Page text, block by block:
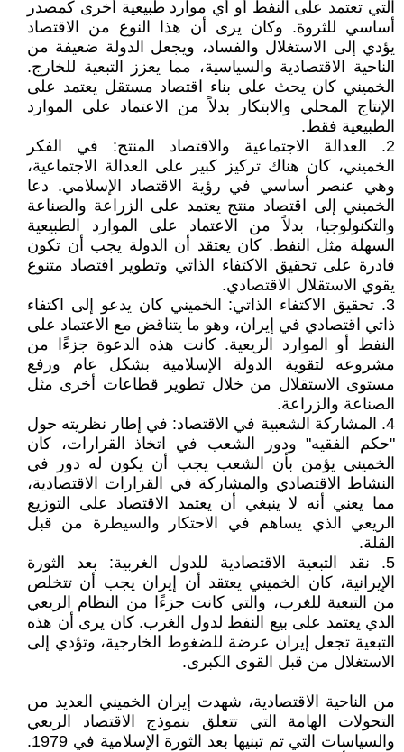
التي تعتمد على النفط أو أي موارد طبيعية أخرى كمصدر
أساسي للثروة. وكان يرى أن هذا النوع من الاقتصاد
يؤدي إلى الاستغلال والفساد، ويجعل الدولة ضعيفة من
الناحية الاقتصادية والسياسية، مما يعزز التبعية للخارج.
الخميني كان يحث على بناء اقتصاد مستقل يعتمد على
الإنتاج المحلي والابتكار بدلاً من الاعتماد على الموارد
الطبيعية فقط.
2. العدالة الاجتماعية والاقتصاد المنتج: في الفكر
الخميني، كان هناك تركيز كبير على العدالة الاجتماعية،
وهي عنصر أساسي في رؤية الاقتصاد الإسلامي. دعا
الخميني إلى اقتصاد منتج يعتمد على الزراعة والصناعة
والتكنولوجيا، بدلاً من الاعتماد على الموارد الطبيعية
السهلة مثل النفط. كان يعتقد أن الدولة يجب أن تكون
قادرة على تحقيق الاكتفاء الذاتي وتطوير اقتصاد متنوع
يقوي الاستقلال الاقتصادي.
3. تحقيق الاكتفاء الذاتي: الخميني كان يدعو إلى اكتفاء
ذاتي اقتصادي في إيران، وهو ما يتناقض مع الاعتماد على
النفط أو الموارد الريعية. كانت هذه الدعوة جزءًا من
مشروعه لتقوية الدولة الإسلامية بشكل عام ورفع
مستوى الاستقلال من خلال تطوير قطاعات أخرى مثل
الصناعة والزراعة.
4. المشاركة الشعبية في الاقتصاد: في إطار نظريته حول
"حكم الفقيه" ودور الشعب في اتخاذ القرارات، كان
الخميني يؤمن بأن الشعب يجب أن يكون له دور في
النشاط الاقتصادي والمشاركة في القرارات الاقتصادية،
مما يعني أنه لا ينبغي أن يعتمد الاقتصاد على التوزيع
الريعي الذي يساهم في الاحتكار والسيطرة من قبل
القلة.
5. نقد التبعية الاقتصادية للدول الغربية: بعد الثورة
الإيرانية، كان الخميني يعتقد أن إيران يجب أن تتخلص
من التبعية للغرب، والتي كانت جزءًا من النظام الريعي
الذي يعتمد على بيع النفط لدول الغرب. كان يرى أن هذه
التبعية تجعل إيران عرضة للضغوط الخارجية، وتؤدي إلى
الاستغلال من قبل القوى الكبرى.
من الناحية الاقتصادية، شهدت إيران الخميني العديد من
التحولات الهامة التي تتعلق بنموذج الاقتصاد الريعي
والسياسات التي تم تبنيها بعد الثورة الإسلامية في 1979.